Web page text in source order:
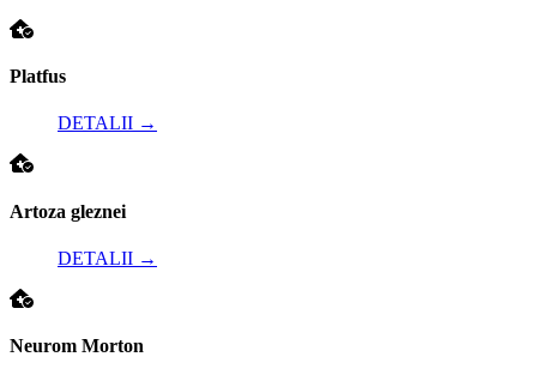
Platfus
DETALII →
Artoza gleznei
DETALII →
Neurom Morton